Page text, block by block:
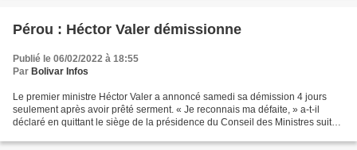
Pérou : Héctor Valer démissionne
Publié le 06/02/2022 à 18:55
Par Bolivar Infos
Le premier ministre Héctor Valer a annoncé samedi sa démission 4 jours
seulement après avoir prêté serment. « Je reconnais ma défaite, » a-t-il
déclaré en quittant le siège de la présidence du Conseil des Ministres suite